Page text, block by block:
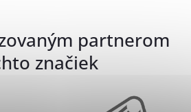
partnerom
značiek